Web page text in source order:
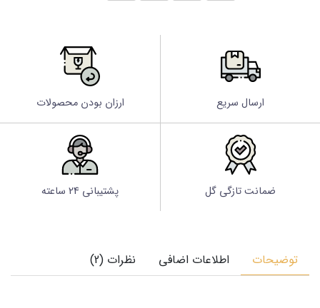
ارسال سریع ارزان بودن محصولات
ضمانت تازگی گل پشتیبانی 24 ساعته
توضیحات اطلاعات اضافی نظرات (2)